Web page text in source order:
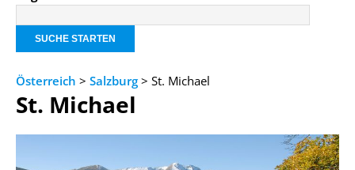
Österreich > Salzburg > St. Michael
St. Michael